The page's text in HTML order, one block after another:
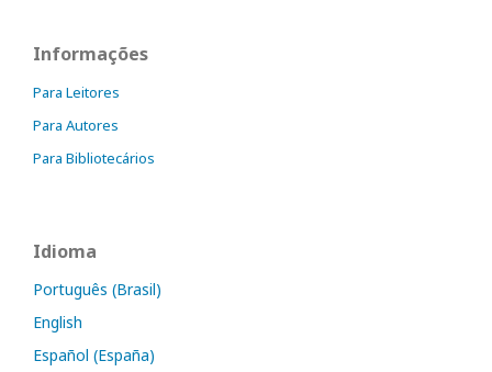
Informações
Para Leitores
Para Autores
Para Bibliotecários
Idioma
Português (Brasil)
English
Español (España)